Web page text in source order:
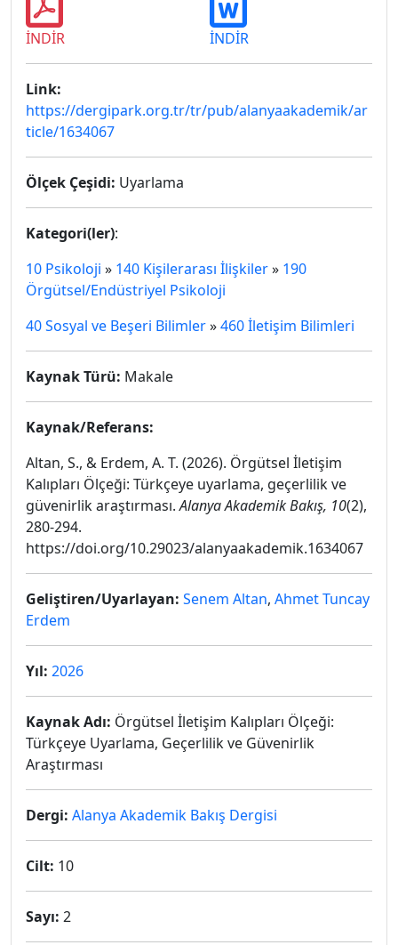
İNDİR İNDİR
Link:
https://dergipark.org.tr/tr/pub/alanyaakademik/ar
ticle/1634067
Ölçek Çeşidi: Uyarlama
Kategori(ler):
10 Psikoloji » 140 Kişilerarası İlişkiler» 190
Örgütsel/Endüstriyel Psikoloji
40 Sosyal ve Beşeri Bilimler»460 İletişim Bilimleri
Kaynak Türü: Makale
Kaynak/Referans:
Altan, S., & Erdem, A. T. (2026). Örgütsel İletişim
Kalıpları Ölçeği: Türkçeye uyarlama, geçerlilik ve
güvenirlik araştırması.Alanya Akademik Bakış, 10(2),
280-294.
https://doi.org/10.29023/alanyaakademik.1634067
Geliştiren/Uyarlayan: Senem Altan, Ahmet Tuncay
Erdem
Yıl: 2026
Kaynak Adı: Örgütsel İletişim Kalıpları Ölçeği:
Türkçeye Uyarlama, Geçerlilik ve Güvenirlik
Araştırması
Dergi: Alanya Akademik Bakış Dergisi
Cilt: 10
Sayı: 2